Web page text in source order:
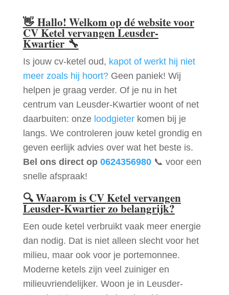
👋 Hallo! Welkom op dé website voor
CV Ketel vervangen Leusder-
Kwartier🔧
Is jouw cv-ketel oud, kapot of werkt hij niet
meer zoals hij hoort?Geen paniek! Wij
helpen je graag verder. Of je nu in het
centrum van Leusder-Kwartier woont of net
daarbuiten: onze loodgieterkomen bij je
langs. We controleren jouw ketel grondig en
geven eerlijk advies over wat het beste is.
Bel ons direct op 0624356980📞 voor een
snelle afspraak!
🔍Waarom is CV Ketel vervangen
Leusder-Kwartier zo belangrijk?
Een oude ketel verbruikt vaak meer energie
dan nodig. Dat is niet alleen slecht voor het
milieu, maar ook voor je portemonnee.
Moderne ketels zijn veel zuiniger en
milieuvriendelijker. Woon je in Leusder-